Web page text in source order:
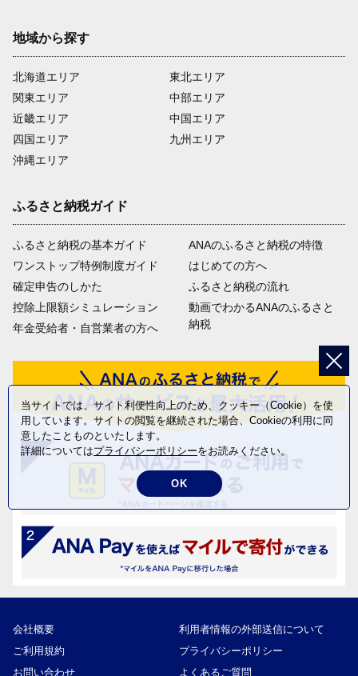
地域から探す
北海道エリア
関東エリア
近畿エリア
四国エリア
沖縄エリア
東北エリア
中部エリア
中国エリア
九州エリア
ふるさと納税ガイド
ふるさと納税の基本ガイド
ワンストップ特例制度ガイド
確定申告のしかた
控除上限額シミュレーション
年金受給者・自営業者の方へ
ANAのふるさと納税の特徴
はじめての方へ
ふるさと納税の流れ
動画でわかるANAのふるさと
納税
会社概要
利用者情報の外部送信について
ご利用規約
プライバシーポリシー
お問い合わせ
よくあるご質問
当サイトでは、サイト利便性向上のため、クッキー（Cookie）を使
用しています。サイトの閲覧を継続された場合、Cookieの利用に同
意したことものといたします。
詳細についてはプライバシーポリシーをお読みください。
OK